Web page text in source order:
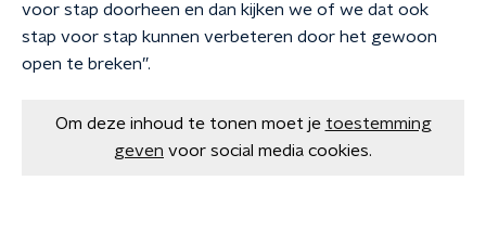
voor stap doorheen en dan kijken we of we dat ook
stap voor stap kunnen verbeteren door het gewoon
open te breken”.
Om deze inhoud te tonen moet je toestemming
geven voor social media cookies.